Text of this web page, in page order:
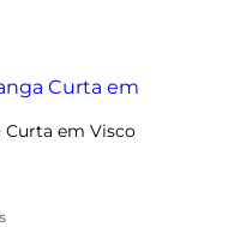
Curta em Visco